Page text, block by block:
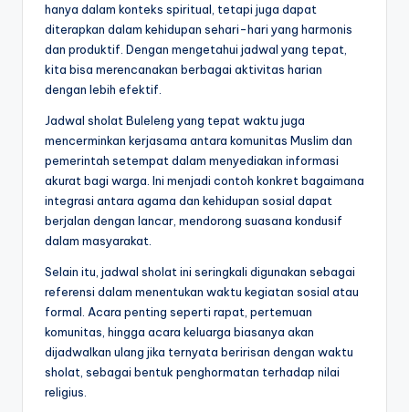
hanya dalam konteks spiritual, tetapi juga dapat
diterapkan dalam kehidupan sehari-hari yang harmonis
dan produktif. Dengan mengetahui jadwal yang tepat,
kita bisa merencanakan berbagai aktivitas harian
dengan lebih efektif.
Jadwal sholat Buleleng yang tepat waktu juga
mencerminkan kerjasama antara komunitas Muslim dan
pemerintah setempat dalam menyediakan informasi
akurat bagi warga. Ini menjadi contoh konkret bagaimana
integrasi antara agama dan kehidupan sosial dapat
berjalan dengan lancar, mendorong suasana kondusif
dalam masyarakat.
Selain itu, jadwal sholat ini seringkali digunakan sebagai
referensi dalam menentukan waktu kegiatan sosial atau
formal. Acara penting seperti rapat, pertemuan
komunitas, hingga acara keluarga biasanya akan
dijadwalkan ulang jika ternyata beririsan dengan waktu
sholat, sebagai bentuk penghormatan terhadap nilai
religius.